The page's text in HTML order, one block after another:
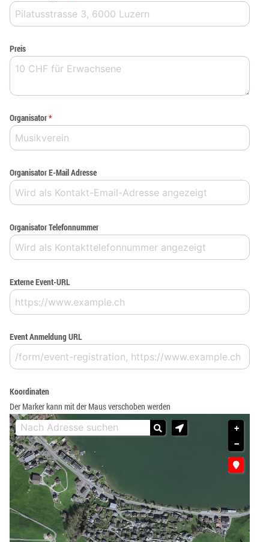
Preis
Organisator*
Organisator E-Mail Adresse
Organisator Telefonnummer
Externe Event-URL
Event Anmeldung URL
Koordinaten
Der Marker kann mit der Maus verschoben werden
+
−